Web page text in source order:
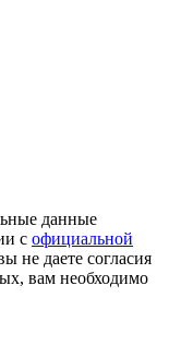
данные
с официальной
не даете согласия
вам необходимо